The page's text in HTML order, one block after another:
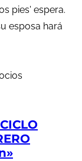
pies' espera.
esposa hará